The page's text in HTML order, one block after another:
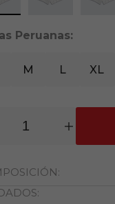
Peruanas:
M L XL
3% elastano